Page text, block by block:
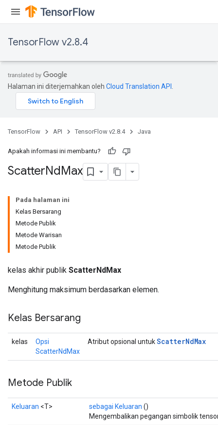
TensorFlow v2.8.4
Halaman ini diterjemahkan oleh Cloud Translation API
TensorFlow API TensorFlow v2.8.4 Java
Apakah informasi ini membantu?
ScatterNdMax
Pada halaman ini
Kelas Bersarang
Metode Publik
Metode Warisan
Metode Publik
kelas akhir publik ScatterNdMax
Menghitung maksimum berdasarkan elemen.
Kelas Bersarang
kelas
Opsi
ScatterNdMax
Atribut opsional untukScatterNdMax
Metode Publik
Keluaran <T> sebagai Keluaran ()
Mengembalikan pegangan simbolik